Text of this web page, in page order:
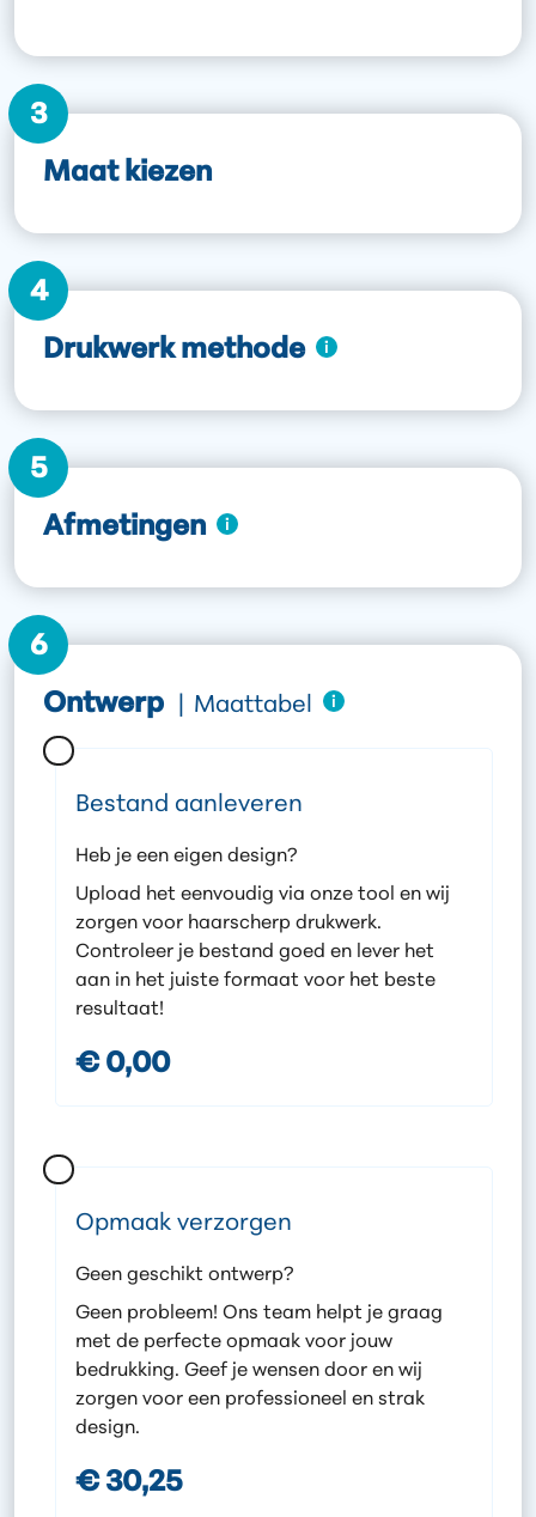
3
Maat kiezen
4
Drukwerk methode
5
Afmetingen
6
Ontwerp
Maattabel
Bestand aanleveren
Heb je een eigen design?
Upload het eenvoudig via onze tool en wij
zorgen voor haarscherp drukwerk.
Controleer je bestand goed en lever het
aan in het juiste formaat voor het beste
resultaat!
€ 0,00
Opmaak verzorgen
Geen geschikt ontwerp?
Geen probleem! Ons team helpt je graag
met de perfecte opmaak voor jouw
bedrukking. Geef je wensen door en wij
zorgen voor een professioneel en strak
design.
€ 30,25